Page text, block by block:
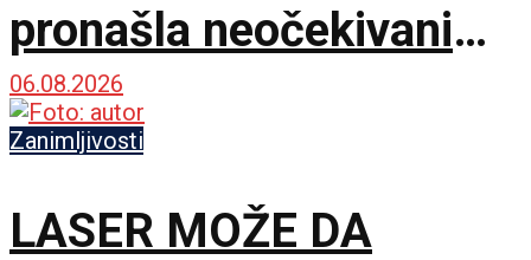
pronašla neočekivani
matematički primer
06.08.2026
Zanimljivosti
LASER MOŽE DA